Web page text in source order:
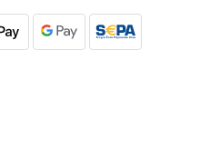
Aufbau ergibt sich von selbst.